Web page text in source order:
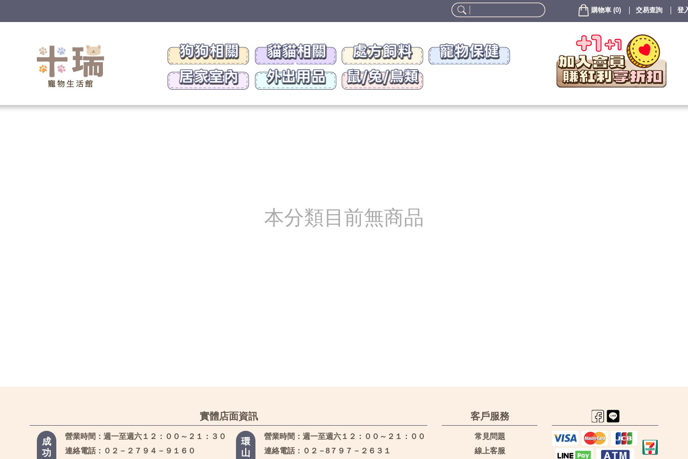
購物車 (0) 交易查詢 登
本分類目前無商品
實體店面資訊
成
功
營業時間：週一至週六１２：００～２１：３０
連絡電話：０２－２７９４－９１６０
環
山
營業時間：週一至週六１２：００～２１：００
連絡電話：０２－8７９７－２６３１
客戶服務
常見問題
線上客服